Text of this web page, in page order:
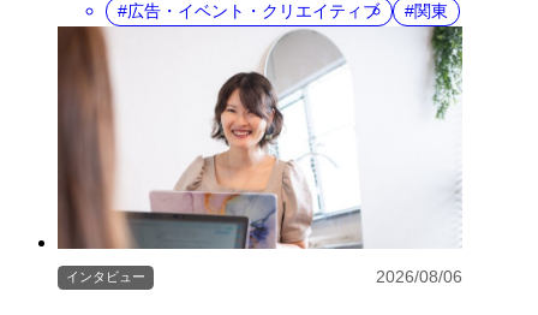
広告・イベント・クリエイティブ
関東
インタビュー 2026/08/06